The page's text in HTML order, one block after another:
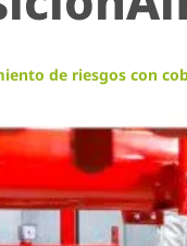
de riesgos con